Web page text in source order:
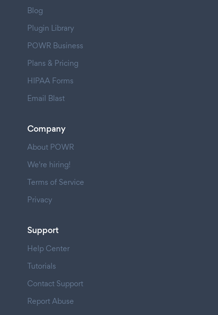
Blog
Plugin Library
POWR Business
Plans & Pricing
HIPAA Forms
Email Blast
Company
About POWR
We're hiring!
Terms of Service
Privacy
Support
Help Center
Tutorials
Contact Support
Report Abuse